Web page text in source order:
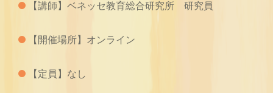
【講師】ベネッセ教育総合研究所 研究員
【開催場所】オンライン
【定員】なし